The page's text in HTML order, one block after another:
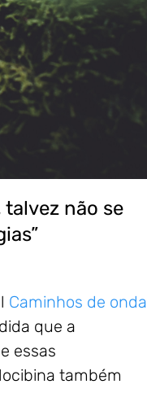
talvez não se
Caminhos de onda
que a
essas
também